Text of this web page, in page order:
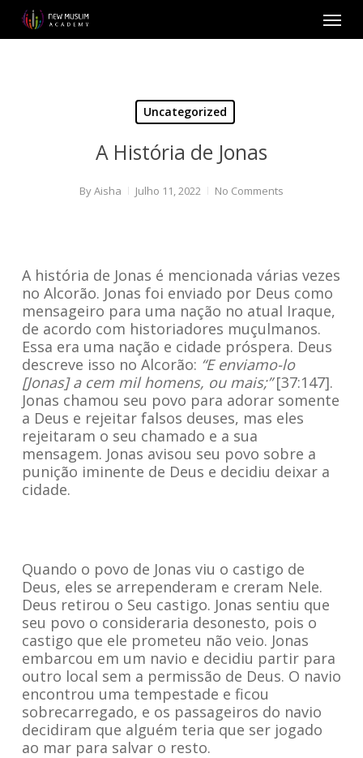
Skip
main
Menu
Uncategorized
A História de Jonas
ByAisha Julho 11, 2022 No Comments
A história de Jonas é mencionada várias vezes
no Alcorão. Jonas foi enviado por Deus como
mensageiro para uma nação no atual Iraque,
de acordo com historiadores muçulmanos.
Essa era uma nação e cidade próspera. Deus
descreve isso no Alcorão: “E enviamo-lo
[Jonas] a cem mil homens, ou mais;”[37:147].
Jonas chamou seu povo para adorar somente
a Deus e rejeitar falsos deuses, mas eles
rejeitaram o seu chamado e a sua
mensagem. Jonas avisou seu povo sobre a
punição iminente de Deus e decidiu deixar a
cidade.
Quando o povo de Jonas viu o castigo de
Deus, eles se arrependeram e creram Nele.
Deus retirou o Seu castigo. Jonas sentiu que
seu povo o consideraria desonesto, pois o
castigo que ele prometeu não veio. Jonas
embarcou em um navio e decidiu partir para
outro local sem a permissão de Deus. O navio
encontrou uma tempestade e ficou
sobrecarregado, e os passageiros do navio
decidiram que alguém teria que ser jogado
ao mar para salvar o resto.